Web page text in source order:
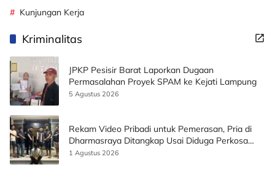
Kunjungan Kerja
Kriminalitas
JPKP Pesisir Barat Laporkan Dugaan
Permasalahan Proyek SPAM ke Kejati Lampung
5 Agustus 2026
Rekam Video Pribadi untuk Pemerasan, Pria di
Dharmasraya Ditangkap Usai Diduga Perkosa
Korban
1 Agustus 2026